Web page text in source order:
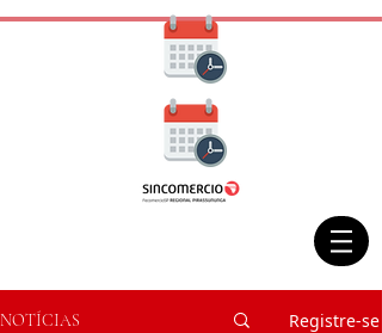
NOTÍCIAS Registre-se